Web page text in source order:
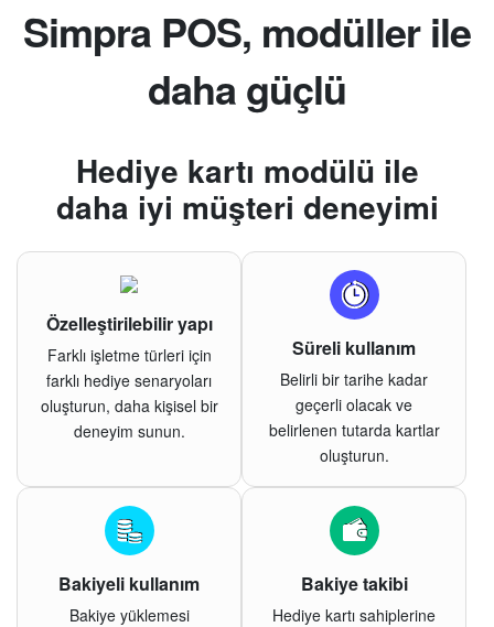
Simpra POS, modüller ile
daha güçlü
Hediye kartı modülü ile
daha iyi müşteri deneyimi
Özelleştirilebilir yapı
Farklı işletme türleri için
farklı hediye senaryoları
oluşturun, daha kişisel bir
deneyim sunun.
Süreli kullanım
Belirli bir tarihe kadar
geçerli olacak ve
belirlenen tutarda kartlar
oluşturun.
Bakiyeli kullanım
Bakiye yüklemesi
Bakiye takibi
Hediye kartı sahiplerine